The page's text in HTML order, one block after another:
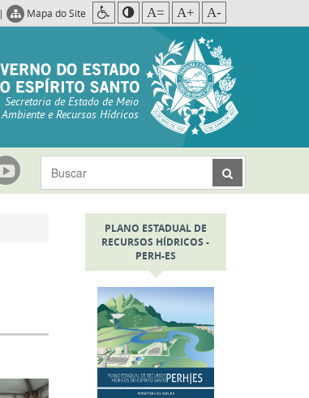
| Mapa do Site A= A+ A-
Secretaria de Estado de Meio
Ambiente e Recursos Hídricos
PLANO ESTADUAL DE
RECURSOS HÍDRICOS -
PERH-ES